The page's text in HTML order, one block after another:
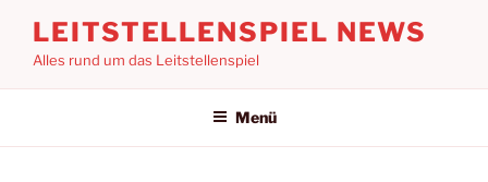
Inhalt
springen
LEITSTELLENSPIEL NEWS
Alles rund um das Leitstellenspiel
Menü